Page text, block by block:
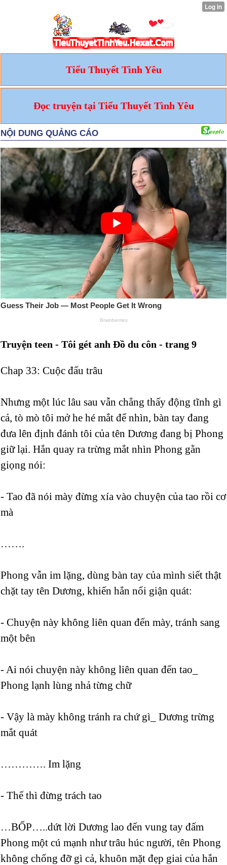
Tiểu Thuyết Tình Yêu
Đọc truyện tại Tiểu Thuyết Tình Yêu
Truyện teen - Tôi gét anh Đồ du côn - trang 9
Chap 33: Cuộc đấu trâu
Nhưng một lúc lâu sau vẫn chẳng thấy động tĩnh gì
cả, tò mò tôi mở he hé mắt để nhìn, bàn tay đang
đưa lên định đánh tôi của tên Dương đang bị Phong
giữ lại. Hắn quay ra trừng mắt nhìn Phong gằn
giọng nói:
- Tao đã nói mày đừng xía vào chuyện của tao rồi cơ
mà
…….
Phong vẫn im lặng, dùng bàn tay của mình siết thật
chặt tay tên Dương, khiến hắn nổi giận quát:
- Chuyện này không liên quan đến mày, tránh sang
một bên
- Ai nói chuyện này không liên quan đến tao_
Phong lạnh lùng nhả từng chữ
- Vậy là mày không tránh ra chứ gì_ Dương trừng
mắt quát
…………. Im lặng
- Thế thì đừng trách tao
…BỐP…..dứt lời Dương lao đến vung tay đấm
Phong một cú mạnh như trâu húc người, tên Phong
không chống đỡ gì cả, khuôn mặt đẹp giai của hắn